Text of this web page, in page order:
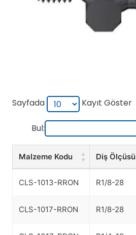
Sayfada Kayıt Göster
Bul:
Malzeme Kodu Diş Ölçüsü
CLS-1013-RRON
R1/8-28
CLS-1017-RRON R1/8-28